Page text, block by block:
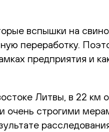
вспышки на
переработку.
предприятия и
Литвы, в 22 км
строгими